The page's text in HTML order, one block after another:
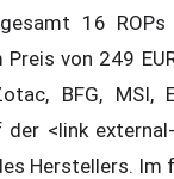
16
von 249
BFG,
<link
Herstellers. Im